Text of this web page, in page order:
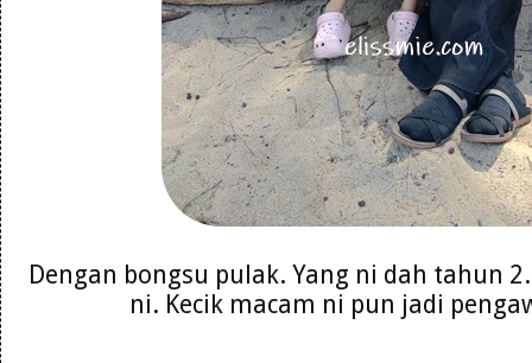
Dengan bongsu pulak. Yang ni dah tahun
ni. Kecik macam ni pun jadi